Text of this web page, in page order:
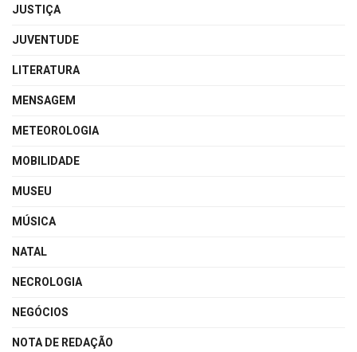
JUSTIÇA
JUVENTUDE
LITERATURA
MENSAGEM
METEOROLOGIA
MOBILIDADE
MUSEU
MÚSICA
NATAL
NECROLOGIA
NEGÓCIOS
NOTA DE REDAÇÃO